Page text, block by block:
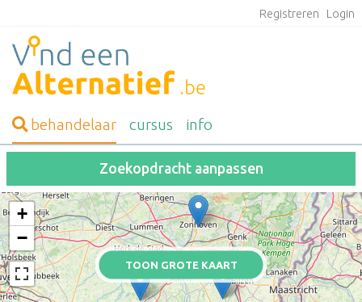
Registreren Login
behandelaar cursus info
Zoekopdracht aanpassen
TOON GROTE KAART
+
−